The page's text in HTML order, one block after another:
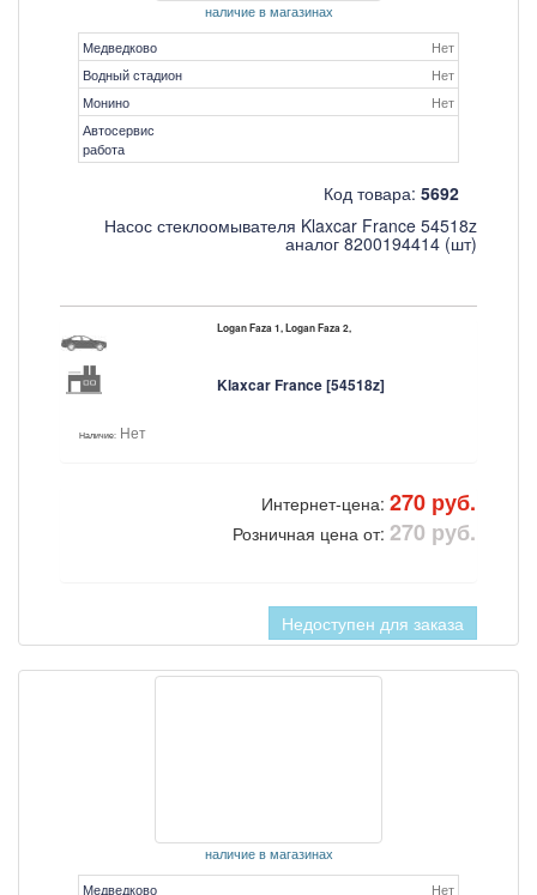
наличие в магазинах
Медведково
Нет
Водный стадион
Нет
Монино
Нет
Автосервис
работа
Код товара: 5692
Насос стеклоомывателя Klaxcar France 54518z
аналог 8200194414 (шт)
Logan Faza 1, Logan Faza 2,
Klaxcar France [54518z]
Наличие: Нет
Интернет-цена: 270 руб.
Розничная цена от: 270 руб.
Недоступен для заказа
наличие в магазинах
Медведково
Нет